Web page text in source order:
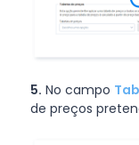
5. No campo
de preços